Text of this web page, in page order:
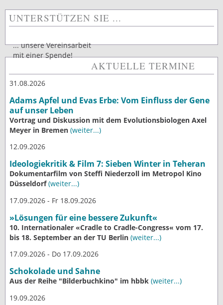
UNTERSTÜTZEN SIE ...
... unsere Vereinsarbeit
mit einer Spende!
AKTUELLE TERMINE
31.08.2026
Adams Apfel und Evas Erbe: Vom Einfluss der Gene
auf unser Leben
Vortrag und Diskussion mit dem Evolutionsbiologen Axel
Meyer in Bremen (weiter...)
12.09.2026
Ideologiekritik & Film 7: Sieben Winter in Teheran
Dokumentarfilm von Steffi Niederzoll im Metropol Kino
Düsseldorf(weiter...)
17.09.2026 - Fr 18.09.2026
»Lösungen für eine bessere Zukunft«
10. Internationaler «Cradle to Cradle-Congress« vom 17.
bis 18. September an der TU Berlin (weiter...)
17.09.2026 - Do 17.09.2026
Schokolade und Sahne
Aus der Reihe "Bilderbuchkino" im hbbk (weiter...)
19.09.2026